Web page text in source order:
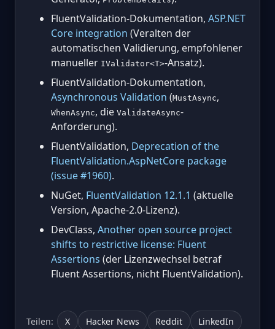
FluentValidation-Dokumentation, ASP.NET
Core integration (Veralten der
automatischen Validierung, empfohlener
manueller IValidator<T>-Ansatz).
FluentValidation-Dokumentation,
Asynchronous Validation (MustAsync,
WhenAsync, die ValidateAsync-
Anforderung).
FluentValidation, Deprecation of the
FluentValidation.AspNetCore package
(issue #1960).
NuGet, FluentValidation 12.1.1 (aktuelle
Version, Apache-2.0-Lizenz).
DevClass, Another open source project
shifts to restrictive license: Fluent
Assertions (der Lizenzwechsel betraf
Fluent Assertions, nicht FluentValidation).
Teilen: X Hacker News Reddit LinkedIn